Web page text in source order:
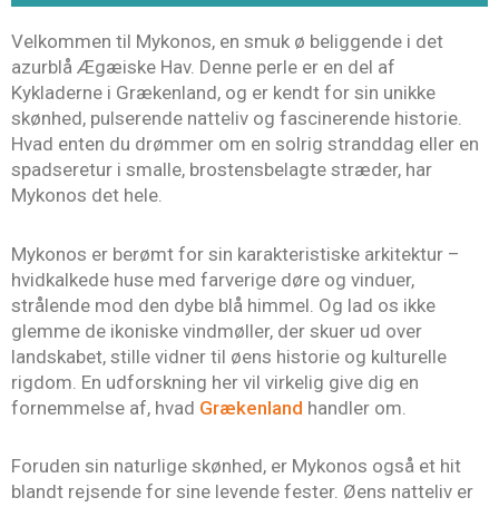
Velkommen til Mykonos, en smuk ø beliggende i det
azurblå Ægæiske Hav. Denne perle er en del af
Kykladerne i Grækenland, og er kendt for sin unikke
skønhed, pulserende natteliv og fascinerende historie.
Hvad enten du drømmer om en solrig stranddag eller en
spadseretur i smalle, brostensbelagte stræder, har
Mykonos det hele.
Mykonos er berømt for sin karakteristiske arkitektur –
hvidkalkede huse med farverige døre og vinduer,
strålende mod den dybe blå himmel. Og lad os ikke
glemme de ikoniske vindmøller, der skuer ud over
landskabet, stille vidner til øens historie og kulturelle
rigdom. En udforskning her vil virkelig give dig en
fornemmelse af, hvad Grækenland handler om.
Foruden sin naturlige skønhed, er Mykonos også et hit
blandt rejsende for sine levende fester. Øens natteliv er